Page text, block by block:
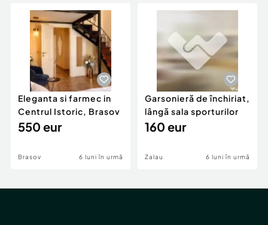
Servicii
Animale de companie
Afaceri și echipamente profesionale
Inchiriere Bunuri si Vehicule
Utilaje agricole si industriale
Piese auto si accesorii
Dacia Duster
Eleganta si farmec in
Centrul Istoric, Brasov
550 eur
Brasov 6 luni în urmă
Garsonieră de închiriat,
lângă sala sporturilor
160 eur
Zalau 6 luni în urmă